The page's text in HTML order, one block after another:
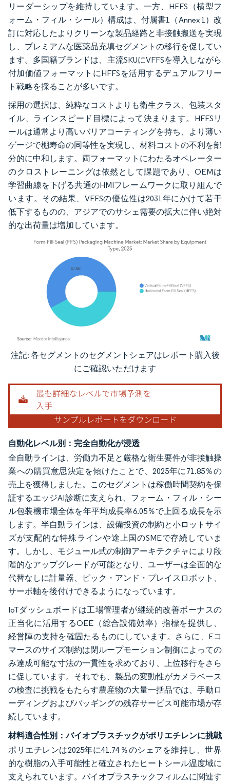
リーダーシップを維持しています。一方、HFFS（横型フ
ォーム・フィル・シール）構成は、付属書1（Annex 1）改
訂に対応したよりクリーンな製品経路と非接触搬送を実現
し、プレミアムな医薬品充填セグメントの移行を促してい
ます。多国籍ブランドは、主流SKUにVFFSを導入しながら
付加価値フォーマットにHFFSを活用するデュアルフリー
ト戦略を採ることが多いです。
採用の選択は、純粋なコストよりも衛生クラス、包装スタ
イル、ラインスピード目標によって決まります。HFFSリ
ールは通常より高いバリアコーティングを持ち、より薄い
ゲージで棚寿命の同等性を実現し、材料コストの不利を部
分的に中和します。両フォーマットにわたるオペレーター
のクロストレーニングは依然として課題であり、OEMは
学習曲線を下げる共通のHMIフレームワークに取り組んで
います。その結果、VFFSの優位性は2031年にかけて若干
低下するものの、アジアでのサシェ需要の拡大に伴い絶対
的な出荷量は増加しています。
画像 © Mordor Intelligence。再利用にはCC BY 4.0の表示が必要です。
注記: 各セグメントのセグメントシェアはレポート購入後
にご確認いただけます
自動化レベル別：完全自動化が浸透
全自動ラインは、労働力不足と厳格な衛生要件が非接触操
業への購買意思決定を傾けたことで、2025年に71.85％の
売上を獲得しました。このセグメントは稼働時間契約を保
証するエッジAI診断に支えられ、フォーム・フィル・シー
ル包装機市場全体を年平均成長率6.05％で上回る成長を示
します。半自動ラインは、設備投資の制約と小ロットサイ
ズが支配的な特殊ラインや途上国のSMEで存続していま
す。しかし、モジュール式の制御アーキテクチャにより段
階的なアップグレードが可能となり、ユーザーは全面的な
代替なしに計量器、ピック・アンド・プレイスロボット、
サーボ軸を後付けできるようになっています。
IoTダッシュボードは工場管理者が継続的改善ボーナスの
正当化に活用するOEE（総合設備効率）指標を提供し、
経営陣の支持を確固たるものにしています。さらに、Eコ
マースのサイズ制約は閉ループモーション制御によっての
み達成可能な寸法の一貫性を求めており、上位移行をさら
に促しています。それでも、製品の変動性がカメラベース
の検査に挑戦をもたらす農産物の大量一括品では、手動ロ
ーディングおよびバッギングの残存サービス可能市場が存
続しています。
材料適合性別：バイオプラスチックがポリエチレンに挑戦
ポリエチレンは2025年に41.74％のシェアを維持し、世界
的な樹脂の入手可能性と確立されたヒートシール温度域に
支えられています。バイオプラスチックフィルムに関連す